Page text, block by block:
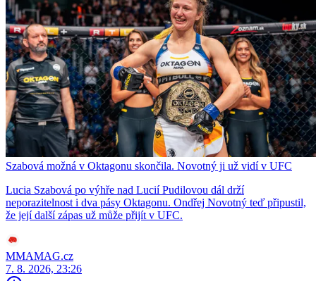
Szabová možná v Oktagonu skončila. Novotný ji už vidí v UFC
Lucia Szabová po výhře nad Lucií Pudilovou dál drží
neporazitelnost i dva pásy Oktagonu. Ondřej Novotný teď připustil,
že její další zápas už může přijít v UFC.
MMAMAG.cz
7. 8. 2026, 23:26